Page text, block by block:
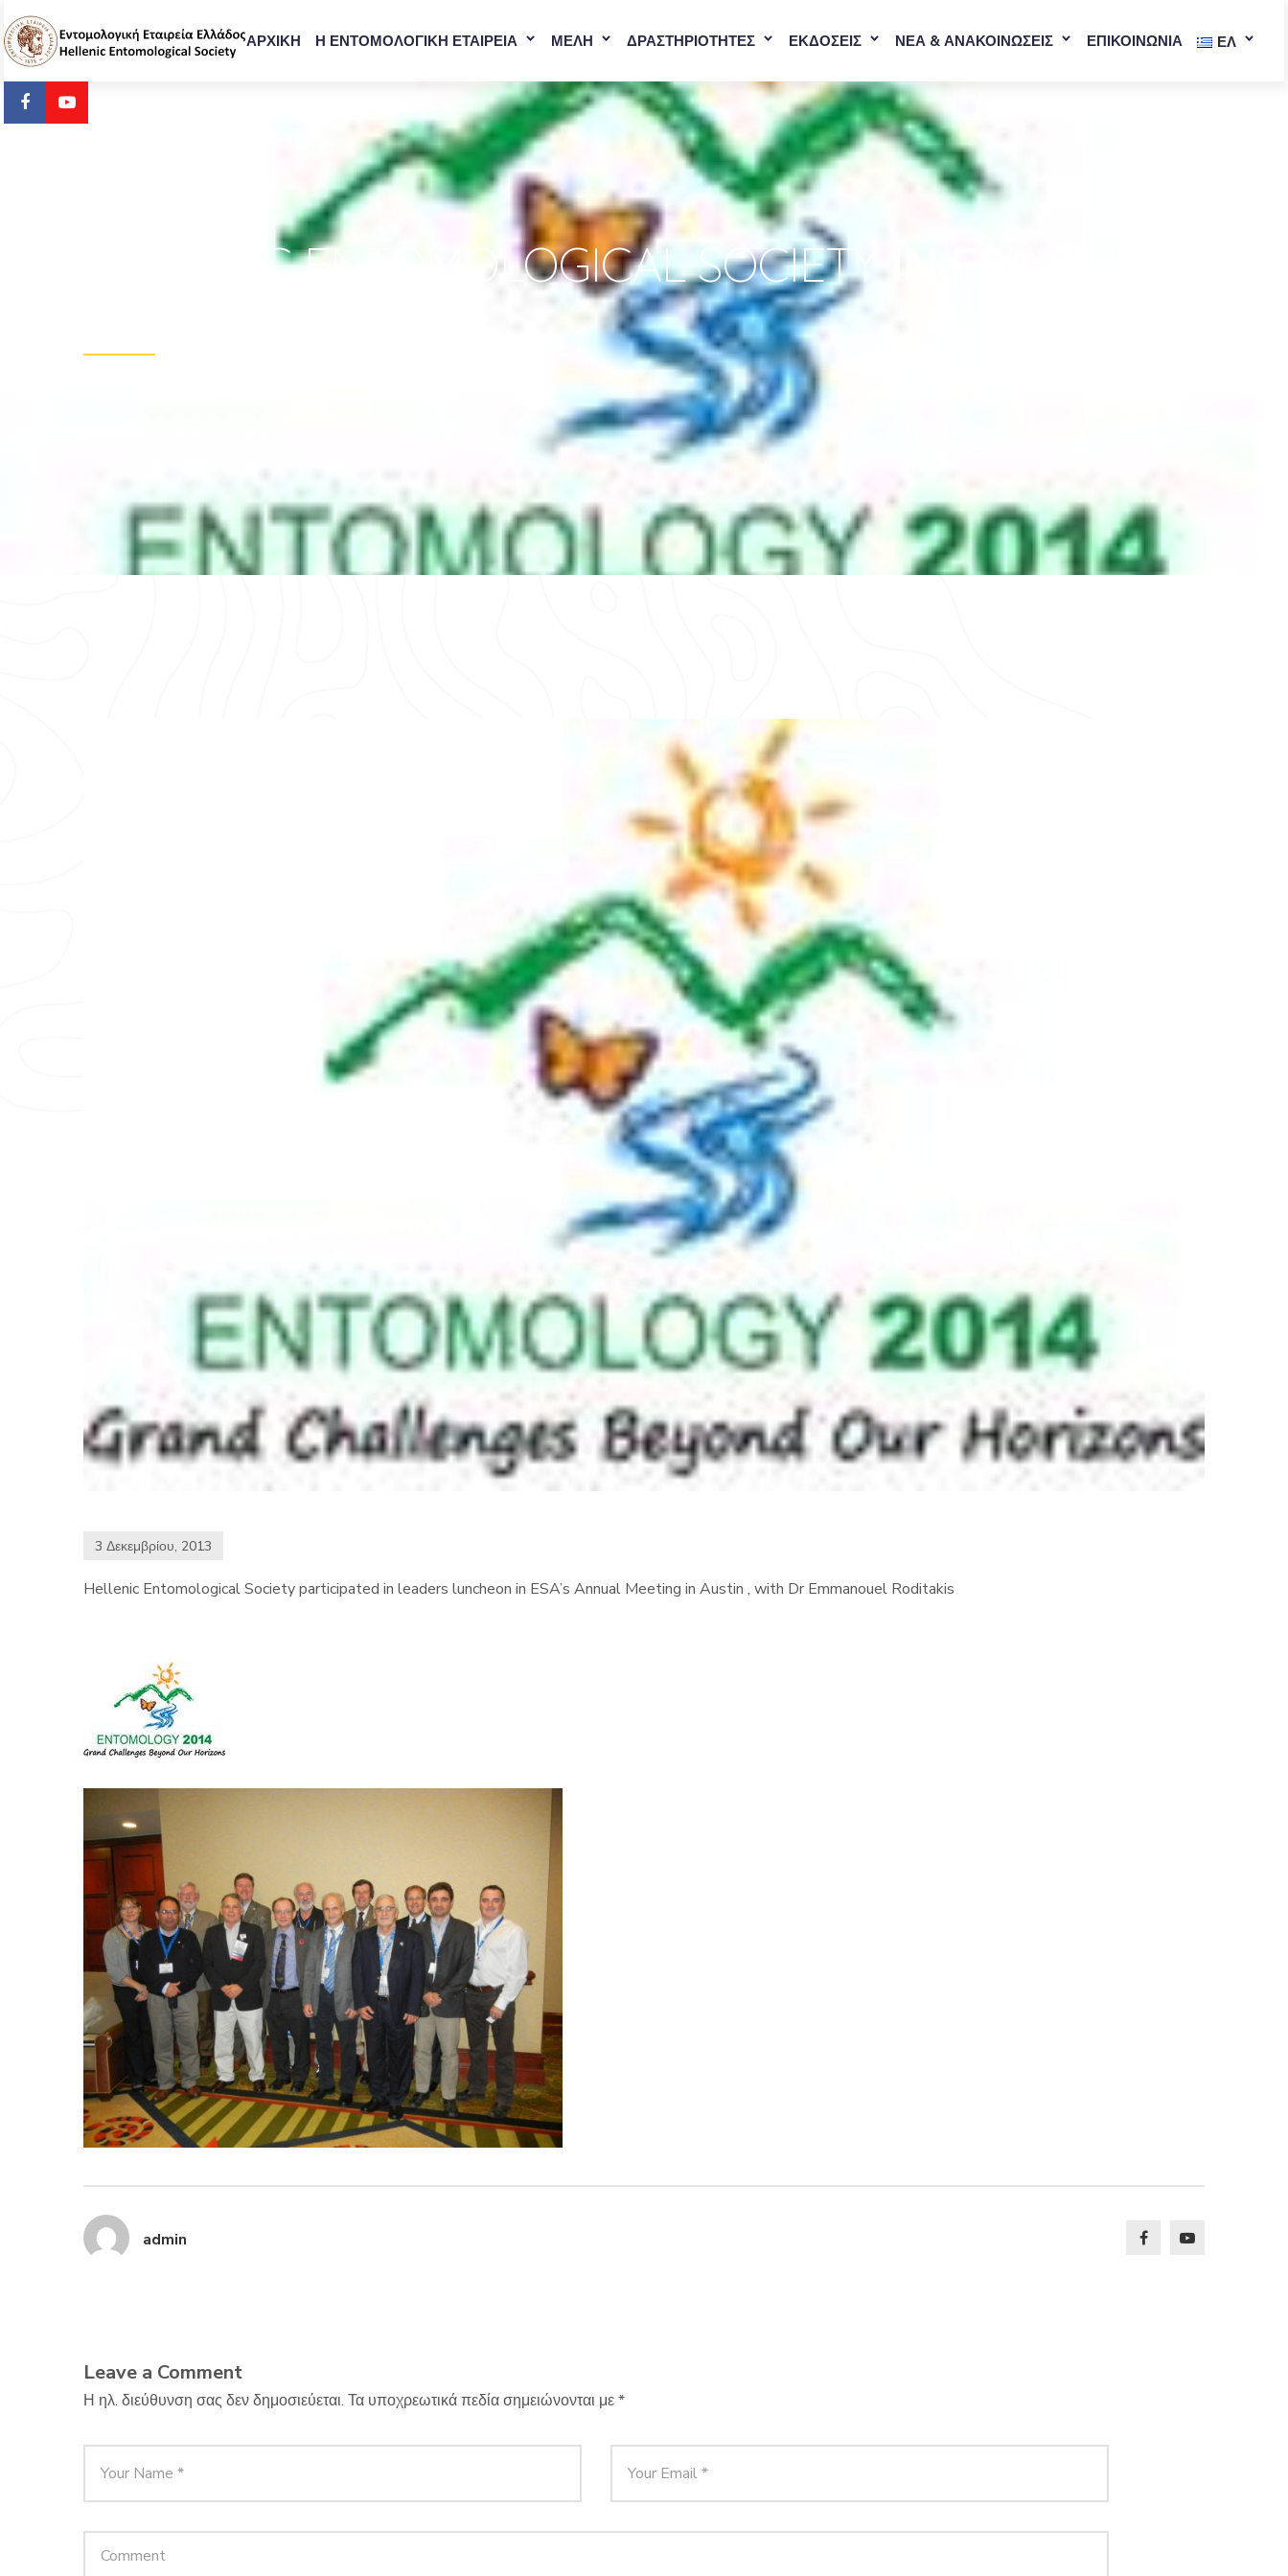
ΑΡΧΙΚΗ Η ΕΝΤΟΜΟΛΟΓΙΚΗ ΕΤΑΙΡΕΙΑ ΜΕΛΗ ΔΡΑΣΤΗΡΙΟΤΗΤΕΣ ΕΚΔΟΣΕΙΣ ΝΕΑ & ΑΝΑΚΟΙΝΩΣΕΙΣ ΕΠΙΚΟΙΝΩΝΙΑ ΕΛ
HELLENIC ENTOMOLOGICAL SOCIETY
3 Δεκεμβρίου, 2013
Hellenic Entomological Society participated in leaders luncheon in ESA’s Annual Meeting in Austin , with Dr Emmanouel Roditakis
admin
Leave a Comment
Η ηλ. διεύθυνση σας δεν δημοσιεύεται. Τα υποχρεωτικά πεδία σημειώνονται με*